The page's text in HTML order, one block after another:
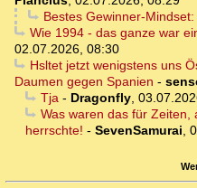
Bestes Gewinner-Mindset:
Wie 1994 - das ganze war
02.07.2026, 08:30
Hsltet jetzt wenigstens uns
Daumen gegen Spanien -
Tja- Dragonfly,
Was waren das für Zeiten,
herrschte! - SevenSamurai,